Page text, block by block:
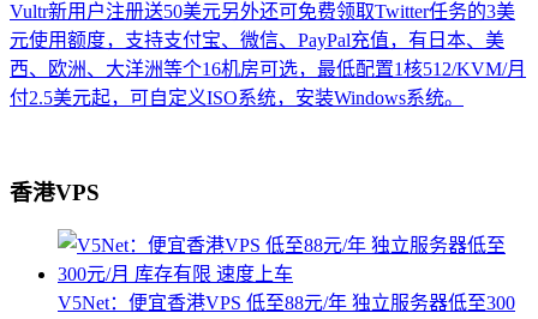
Vultr新用户注册送50美元另外还可免费领取Twitter任务的3美
元使用额度，支持支付宝、微信、PayPal充值，有日本、美
西、欧洲、大洋洲等个16机房可选，最低配置1核512/KVM/月
付2.5美元起，可自定义ISO系统，安装Windows系统。
香港VPS
V5Net：便宜香港VPS 低至88元/年 独立服务器低至300